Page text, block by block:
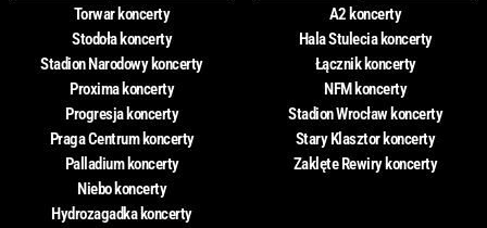
Torwar koncerty
Stodoła koncerty
Stadion Narodowy koncerty
Proxima koncerty
Progresja koncerty
Praga Centrum koncerty
Palladium koncerty
Niebo koncerty
Hydrozagadka koncerty
A2 koncerty
Hala Stulecia koncerty
Łącznik koncerty
NFM koncerty
Stadion Wrocław koncerty
Stary Klasztor koncerty
Zaklęte Rewiry koncerty